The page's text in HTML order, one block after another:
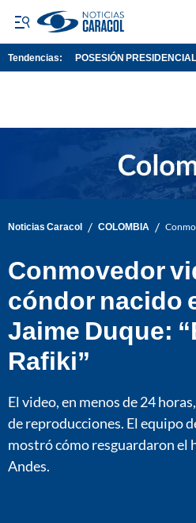
Tendencias: POSESIÓN PRESIDENCIAL
Noticias Caracol / COLOMBIA /
Conmovedor
cóndor nacido
Jaime Duque:
Rafiki”
El video, en menos de 24
de reproducciones. El equipo
mostró cómo resguardaron el
Andes.